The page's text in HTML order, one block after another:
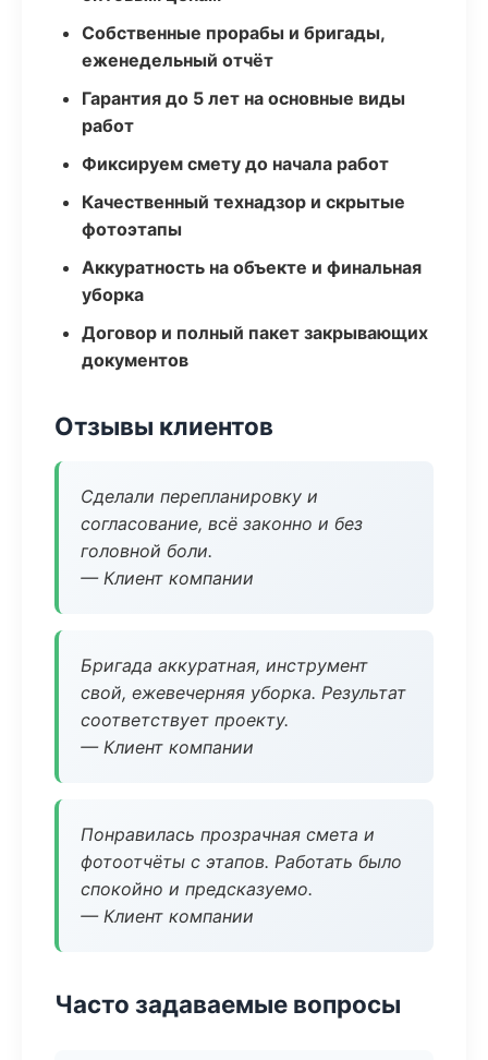
Собственные прорабы и бригады,
еженедельный отчёт
Гарантия до 5 лет на основные виды
работ
Фиксируем смету до начала работ
Качественный технадзор и скрытые
фотоэтапы
Аккуратность на объекте и финальная
уборка
Договор и полный пакет закрывающих
документов
Отзывы клиентов
Сделали перепланировку и
согласование, всё законно и без
головной боли.
— Клиент компании
Бригада аккуратная, инструмент
свой, ежевечерняя уборка. Результат
соответствует проекту.
— Клиент компании
Понравилась прозрачная смета и
фотоотчёты с этапов. Работать было
спокойно и предсказуемо.
— Клиент компании
Часто задаваемые вопросы